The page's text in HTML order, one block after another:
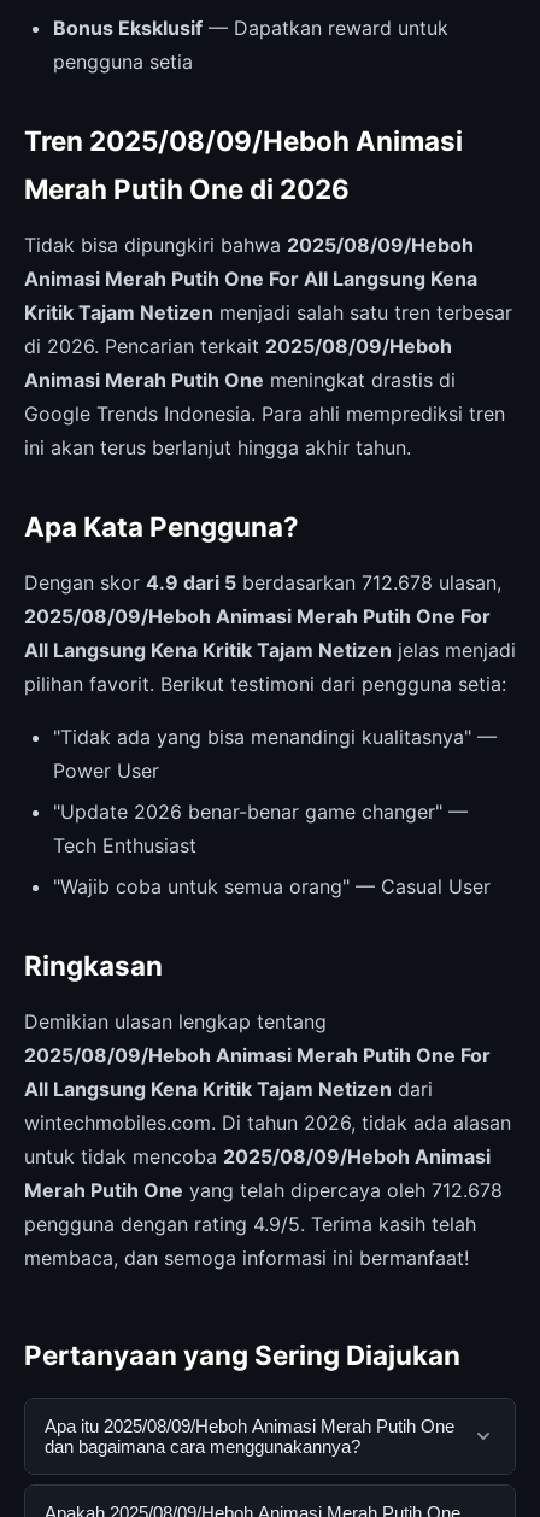
Bonus Eksklusif — Dapatkan reward untuk
pengguna setia
Tren 2025/08/09/Heboh Animasi
Merah Putih One di 2026
Tidak bisa dipungkiri bahwa 2025/08/09/Heboh
Animasi Merah Putih One For All Langsung Kena
Kritik Tajam Netizen menjadi salah satu tren terbesar
di 2026. Pencarian terkait 2025/08/09/Heboh
Animasi Merah Putih One meningkat drastis di
Google Trends Indonesia. Para ahli memprediksi tren
ini akan terus berlanjut hingga akhir tahun.
Apa Kata Pengguna?
Dengan skor 4.9 dari 5 berdasarkan 712.678 ulasan,
2025/08/09/Heboh Animasi Merah Putih One For
All Langsung Kena Kritik Tajam Netizen jelas menjadi
pilihan favorit. Berikut testimoni dari pengguna setia:
"Tidak ada yang bisa menandingi kualitasnya" —
Power User
"Update 2026 benar-benar game changer" —
Tech Enthusiast
"Wajib coba untuk semua orang" — Casual User
Ringkasan
Demikian ulasan lengkap tentang
2025/08/09/Heboh Animasi Merah Putih One For
All Langsung Kena Kritik Tajam Netizen dari
wintechmobiles.com. Di tahun 2026, tidak ada alasan
untuk tidak mencoba 2025/08/09/Heboh Animasi
Merah Putih One yang telah dipercaya oleh 712.678
pengguna dengan rating 4.9/5. Terima kasih telah
membaca, dan semoga informasi ini bermanfaat!
Pertanyaan yang Sering Diajukan
Apa itu 2025/08/09/Heboh Animasi Merah Putih One
dan bagaimana cara menggunakannya?
2025/08/09/Heboh Animasi Merah Putih One adalah
Apakah 2025/08/09/Heboh Animasi Merah Putih One